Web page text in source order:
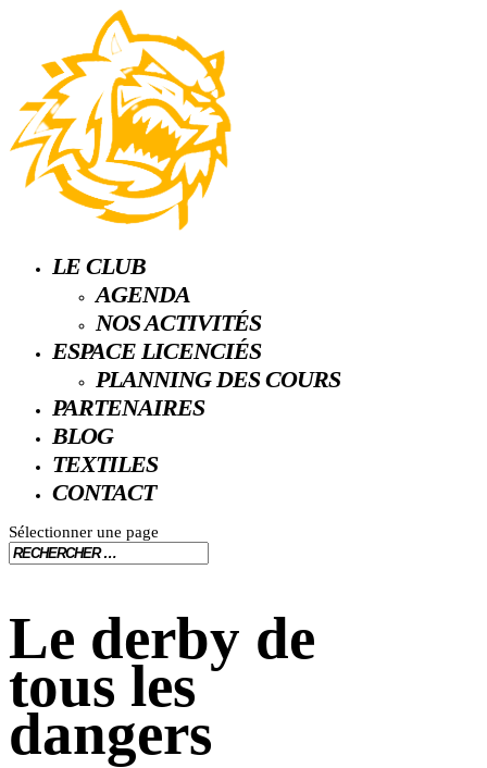
LE CLUB
AGENDA
NOS ACTIVITÉS
ESPACE LICENCIÉS
PLANNING DES COURS
PARTENAIRES
BLOG
TEXTILES
CONTACT
Sélectionner une page
Le derby de
tous les
dangers